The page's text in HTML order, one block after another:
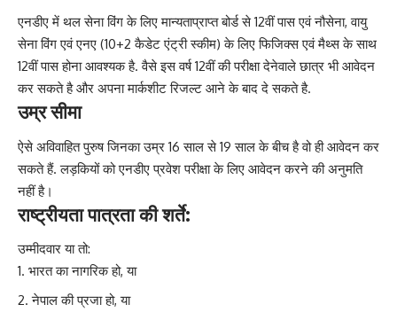
एनडीए में थल सेना विंग के लिए मान्यताप्राप्त बोर्ड से 12वीं पास एवं नौसेना, वायु
सेना विंग एवं एनए (10+2 कैडेट एंट्री स्कीम) के लिए फिजिक्स एवं मैथ्स के साथ
12वीं पास होना आवश्यक है. वैसे इस वर्ष 12वीं की परीक्षा देनेवाले छात्र भी आवेदन
कर सकते है और अपना मार्कशीट रिजल्ट आने के बाद दे सकते है.
उम्र सीमा
ऐसे अविवाहित पुरुष जिनका उम्र 16 साल से 19 साल के बीच है वो ही आवेदन कर
सकते हैं. लड़कियों को एनडीए प्रवेश परीक्षा के लिए आवेदन करने की अनुमति
नहीं है।
राष्ट्रीयता पात्रता की शर्ते:
उम्मीदवार या तो:
भारत का नागरिक हो, या
नेपाल की प्रजा हो, या